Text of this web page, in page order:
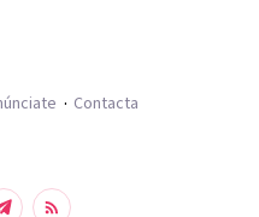
Contacta